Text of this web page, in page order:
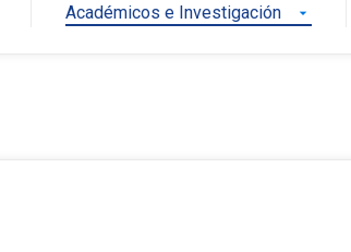
Académicos e Investigación arrow_drop_down